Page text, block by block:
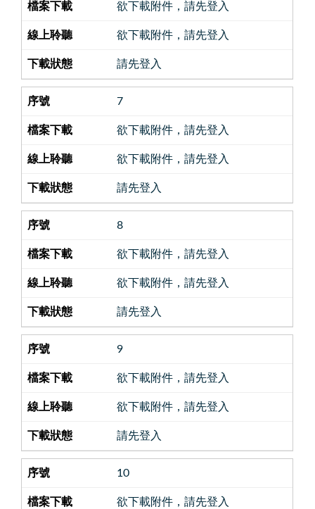
欲下載附件，請先登入
欲下載附件，請先登入
請先登入
7
欲下載附件，請先登入
欲下載附件，請先登入
請先登入
8
欲下載附件，請先登入
欲下載附件，請先登入
請先登入
9
欲下載附件，請先登入
欲下載附件，請先登入
請先登入
10
欲下載附件，請先登入